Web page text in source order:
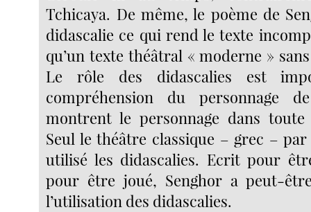
Tchicaya. De même, le poème de
didascalie ce qui rend le texte
qu’un texte théâtral « moderne »
Le rôle des didascalies est
compréhension du personnage
montrent le personnage dans
Seul le théâtre classique – grec – par
utilisé les didascalies. Ecrit pour
pour être joué, Senghor a peut-
l’utilisation des didascalies.